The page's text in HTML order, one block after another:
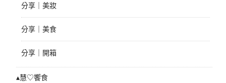
分享｜美妝
分享｜美食
分享｜開箱
▴慧♡饗食